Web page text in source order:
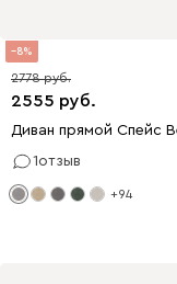
8
2555
2778
Диван прямой Спейс
1отзыв
+94